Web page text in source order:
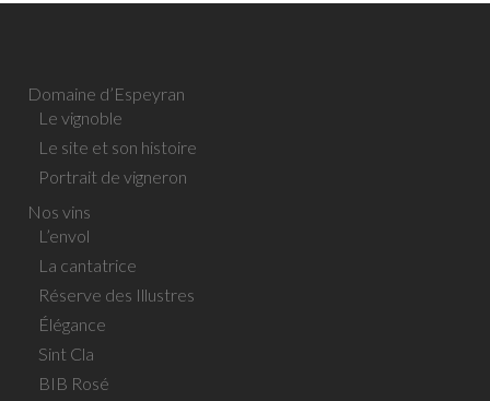
Domaine d’Espeyran
Le vignoble
Le site et son histoire
Portrait de vigneron
Nos vins
L’envol
La cantatrice
Réserve des Illustres
Élégance
Sint Cla
BIB Rosé